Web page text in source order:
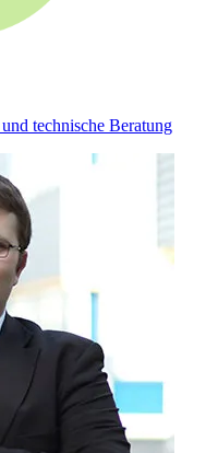
technische Beratung